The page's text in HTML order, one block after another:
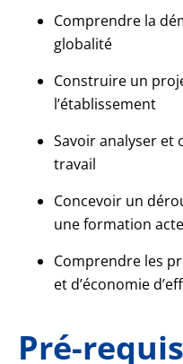
Comprendre la
globalité
Construire un
l’établissement
Savoir analyser et
travail
Concevoir un
une formation
Comprendre les
et d’économie
Pré-requis